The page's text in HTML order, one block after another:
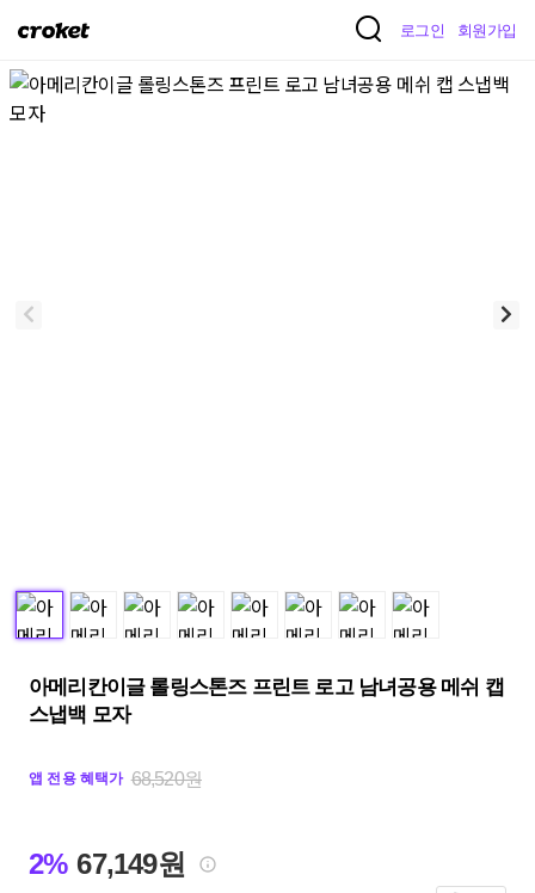
크
켓
로그인 회원가입
아메리칸이글 롤링스톤즈 프린트 로고 남녀공용 메쉬 캡
스냅백 모자
앱 전용 혜택가 68,520원
2% 67,149원